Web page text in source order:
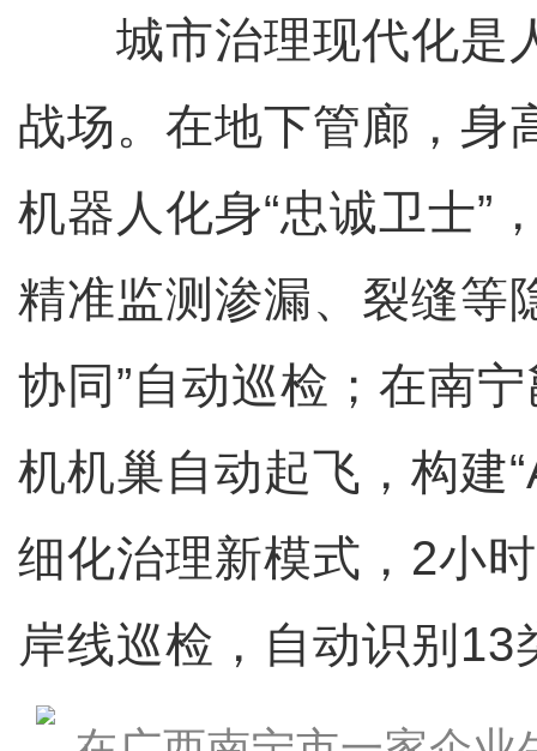
城市治理现代化是
战场。在地下管廊，身
机器人化身“忠诚卫士”
精准监测渗漏、裂缝等
协同”自动巡检；在南
机机巢自动起飞，构建
细化治理新模式，2小
岸线巡检，自动识别13